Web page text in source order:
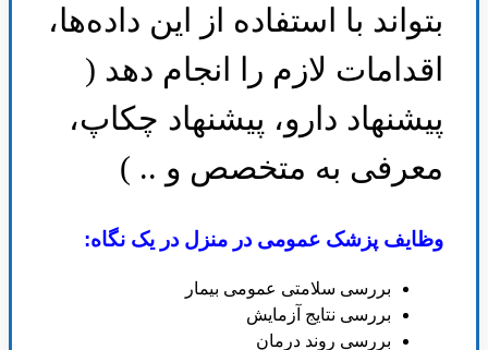
بتواند با استفاده از این داده‌ها،
اقدامات لازم را انجام دهد (
پیشنهاد دارو، پیشنهاد چکاپ،
معرفی به متخصص و .. )
وظایف پزشک عمومی در منزل در یک نگاه:
بررسی سلامتی عمومی بیمار
بررسی نتایج آزمایش
بررسی روند درمان